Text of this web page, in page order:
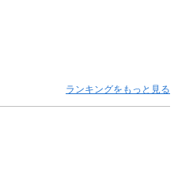
ランキングをもっと見る